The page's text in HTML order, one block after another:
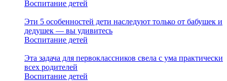
Воспитание детей
Эти 5 особенностей дети наследуют только от бабушек и
дедушек — вы удивитесь
Воспитание детей
Эта задача для первоклассников свела с ума практически
всех родителей
Воспитание детей